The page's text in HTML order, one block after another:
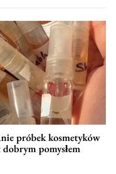
próbek kosmetyków
pomysłem